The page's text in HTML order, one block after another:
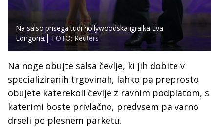
Na salso prisega tudi hollywoodska igralka Eva
Longoria.
FOTO: Reuters
Na noge obujte salsa čevlje, ki jih dobite v
specializiranih trgovinah, lahko pa preprosto
obujete katerekoli čevlje z ravnim podplatom, s
katerimi boste privlačno, predvsem pa varno
drseli po plesnem parketu.